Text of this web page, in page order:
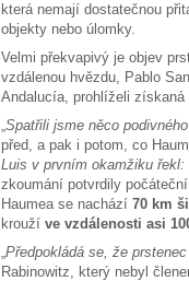
která nemají dostatečnou
objekty nebo úlomky.
Velmi překvapivý je objev
vzdálenou hvězdu, Pablo
Andalucía, prohlíželi získaná
„Spatřili jsme něco
před, a pak i potom, co
Luis v prvním okamžiku řekl:
zkoumání potvrdily
Haumea se nachází 70 km
krouží ve vzdálenosti asi
„Předpokládá se, že
Rabinowitz, který nebyl